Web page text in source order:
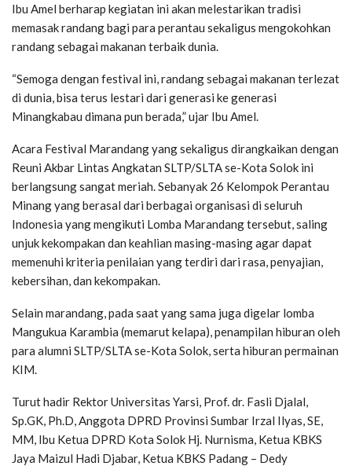
Ibu Amel berharap kegiatan ini akan melestarikan tradisi
memasak randang bagi para perantau sekaligus mengokohkan
randang sebagai makanan terbaik dunia.
“Semoga dengan festival ini, randang sebagai makanan terlezat
di dunia, bisa terus lestari dari generasi ke generasi
Minangkabau dimana pun berada,” ujar Ibu Amel.
Acara Festival Marandang yang sekaligus dirangkaikan dengan
Reuni Akbar Lintas Angkatan SLTP/SLTA se-Kota Solok ini
berlangsung sangat meriah. Sebanyak 26 Kelompok Perantau
Minang yang berasal dari berbagai organisasi di seluruh
Indonesia yang mengikuti Lomba Marandang tersebut, saling
unjuk kekompakan dan keahlian masing-masing agar dapat
memenuhi kriteria penilaian yang terdiri dari rasa, penyajian,
kebersihan, dan kekompakan.
Selain marandang, pada saat yang sama juga digelar lomba
Mangukua Karambia (memarut kelapa), penampilan hiburan oleh
para alumni SLTP/SLTA se-Kota Solok, serta hiburan permainan
KIM.
Turut hadir Rektor Universitas Yarsi, Prof. dr. Fasli Djalal,
Sp.GK, Ph.D, Anggota DPRD Provinsi Sumbar Irzal Ilyas, SE,
MM, Ibu Ketua DPRD Kota Solok Hj. Nurnisma, Ketua KBKS
Jaya Maizul Hadi Djabar, Ketua KBKS Padang – Dedy